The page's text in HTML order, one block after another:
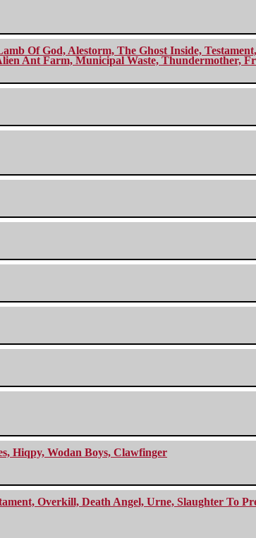
Of God, Alestorm, The Ghost Inside,
Ant Farm, Municipal Waste, Thundermother,
Hiqpy, Wodan Boys, Clawfinger
Overkill, Death Angel, Urne, Slaughter To